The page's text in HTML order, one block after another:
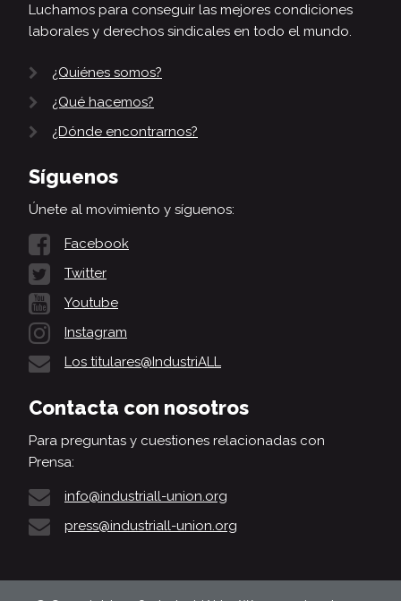
Luchamos para conseguir las mejores condiciones
laborales y derechos sindicales en todo el mundo.
¿Quiénes somos?
¿Qué hacemos?
¿Dónde encontrarnos?
Síguenos
Únete al movimiento y síguenos:
Facebook
Twitter
Youtube
Instagram
Los titulares@IndustriALL
Contacta con nosotros
Para preguntas y cuestiones relacionadas con
Prensa:
info@industriall-union.org
press@industriall-union.org